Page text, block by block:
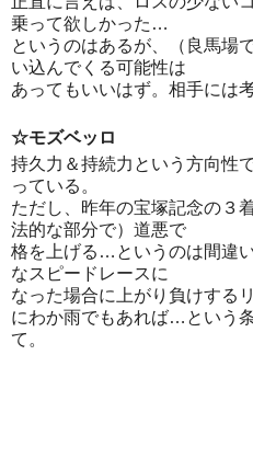
乗って欲しかった…
というのはあるが、（良馬場
い込んでくる可能性は
あってもいいはず。相手には
☆モズベッロ
持久力＆持続力という方向性
っている。
ただし、昨年の宝塚記念の３
法的な部分で）道悪で
格を上げる…というのは間違
なスピードレースに
なった場合に上がり負けする
にわか雨でもあれば…という
て。